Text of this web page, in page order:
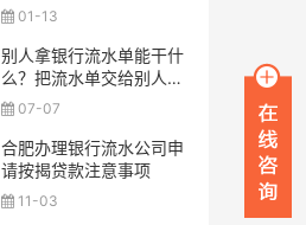
01-13
别人拿银行流水单能干什
么？把流水单交给别人安
全吗？
07-07
合肥办理银行流水公司申
请按揭贷款注意事项
11-03